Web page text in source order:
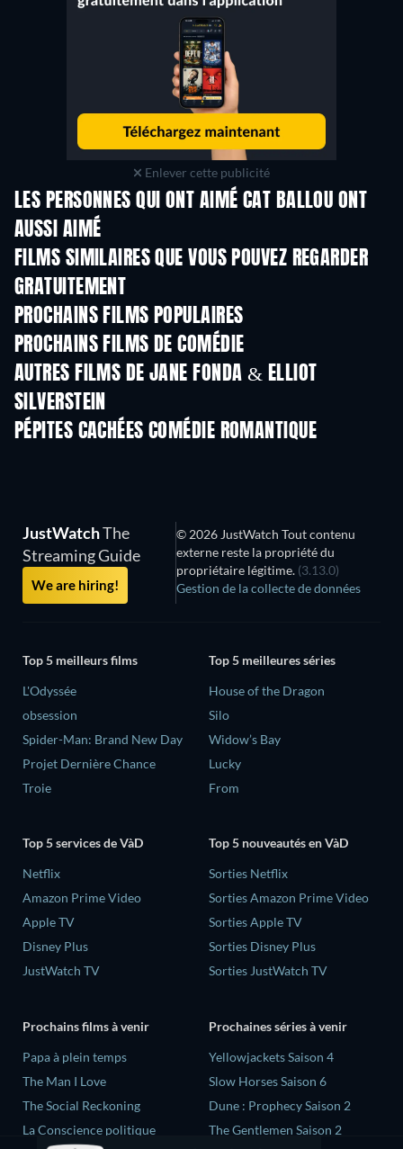
Enlever cette publicité
LES PERSONNES QUI ONT AIMÉ CAT BALLOU ONT
AUSSI AIMÉ
FILMS SIMILAIRES QUE VOUS POUVEZ REGARDER
GRATUITEMENT
PROCHAINS FILMS POPULAIRES
PROCHAINS FILMS DE COMÉDIE
AUTRES FILMS DE JANE FONDA & ELLIOT
SILVERSTEIN
PÉPITES CACHÉES COMÉDIE ROMANTIQUE
Série
JustWatchThe
Streaming Guide
We are hiring!
© 2026 JustWatch Tout contenu
externe reste la propriété du
propriétaire légitime. (3.13.0)
Gestion de la collecte de données
Top 5 meilleurs films
L'Odyssée
obsession
Spider-Man: Brand New Day
Projet Dernière Chance
Troie
Top 5 meilleures séries
House of the Dragon
Silo
Widow’s Bay
Lucky
From
Top 5 services de VàD
Netflix
Amazon Prime Video
Apple TV
Disney Plus
JustWatch TV
Top 5 nouveautés en VàD
Sorties Netflix
Sorties Amazon Prime Video
Sorties Apple TV
Sorties Disney Plus
Sorties JustWatch TV
Prochains films à venir
‎Papa à plein temps
The Man I Love
The Social Reckoning
La Conscience politique
Prochaines séries à venir
Yellowjackets Saison 4
Slow Horses Saison 6
Dune : Prophecy Saison 2
The Gentlemen Saison 2